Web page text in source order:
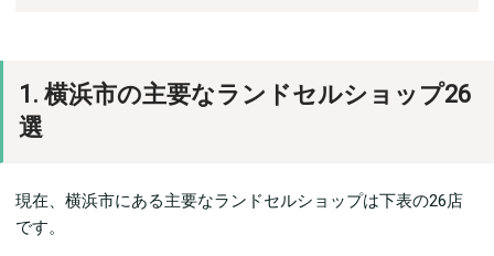
1. 横浜市の主要なランドセルショップ26
選
現在、横浜市にある主要なランドセルショップは下表の26店
です。